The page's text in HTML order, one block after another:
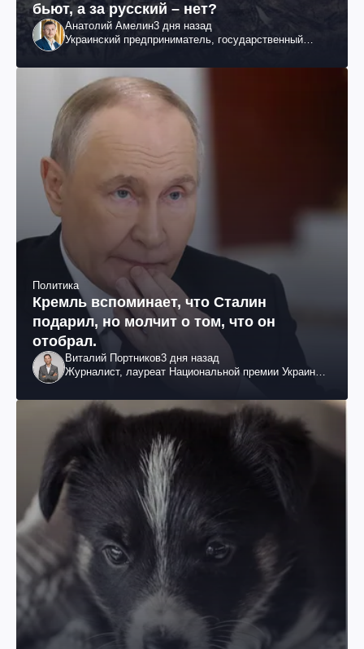
бьют, а за русский – нет?
Анатолий Амелин3 дня назад
Украинский предприниматель, государственный
Политика
Кремль вспоминает, что Сталин
подарил, но молчит о том, что он
отобрал.
Виталий Портников3 дня назад
Журналист, лауреат Национальной премии Украины